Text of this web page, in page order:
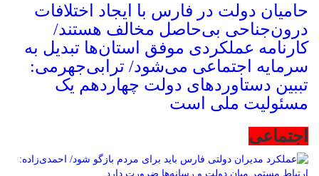
حامیان دولت در فارس با ایجاد اختلافات
درون‌جناحی بی‌حاصل مخالف هستند/
کارنامه عملکردی موفق استان‌ها تبدیل به
سرمایه اجتماعی می‌شود/ ترابی‌جهرمی:
تببین دستاوردهای دولت چهاردهم یک
مسئولیت ملی است
اجتماعی